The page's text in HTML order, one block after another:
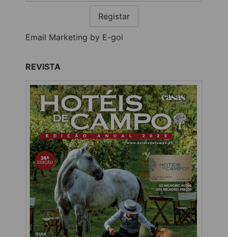
Registar
Email Marketing by E-goi
REVISTA